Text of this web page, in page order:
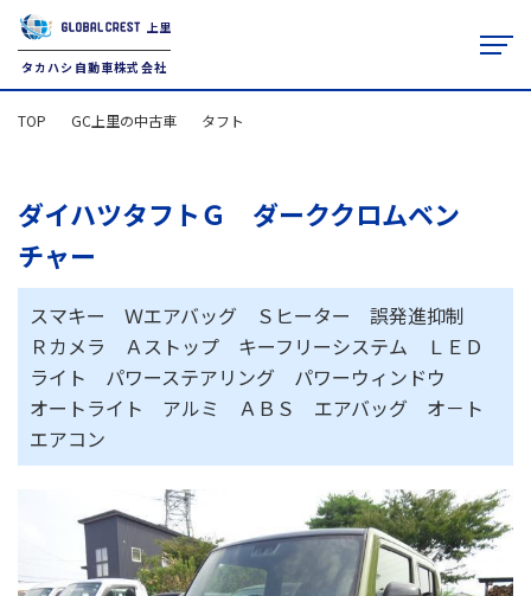
上里
タカハシ自動車株式会社
本社（上里店）
0274-22-2351
10:00-19:00 火曜定休
ご来店の 予約はこちら
タカハシ自動車について
アフターサービス
レンタカー
お役立ち情報
TOP GC上里の中古車 タフト
ダイハツタフトＧ ダーククロムベン
チャー
スマキー Ｗエアバッグ Ｓヒーター 誤発進抑制
Ｒカメラ Ａストップ キーフリーシステム ＬＥＤ
ライト パワーステアリング パワーウィンドウ
オートライト アルミ ＡＢＳ エアバッグ オ－ト
エアコン